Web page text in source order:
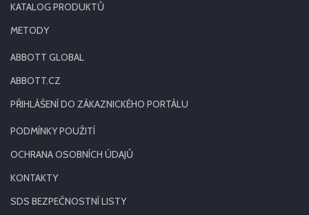
KATALOG PRODUKTŮ
METODY
ABBOTT GLOBAL
ABBOTT.CZ
PŘIHLÁŠENÍ DO ZÁKAZNICKÉHO PORTÁLU
PODMÍNKY POUŽITÍ
OCHRANA OSOBNÍCH ÚDAJŮ
KONTAKTY
SDS BEZPEČNOSTNÍ LISTY